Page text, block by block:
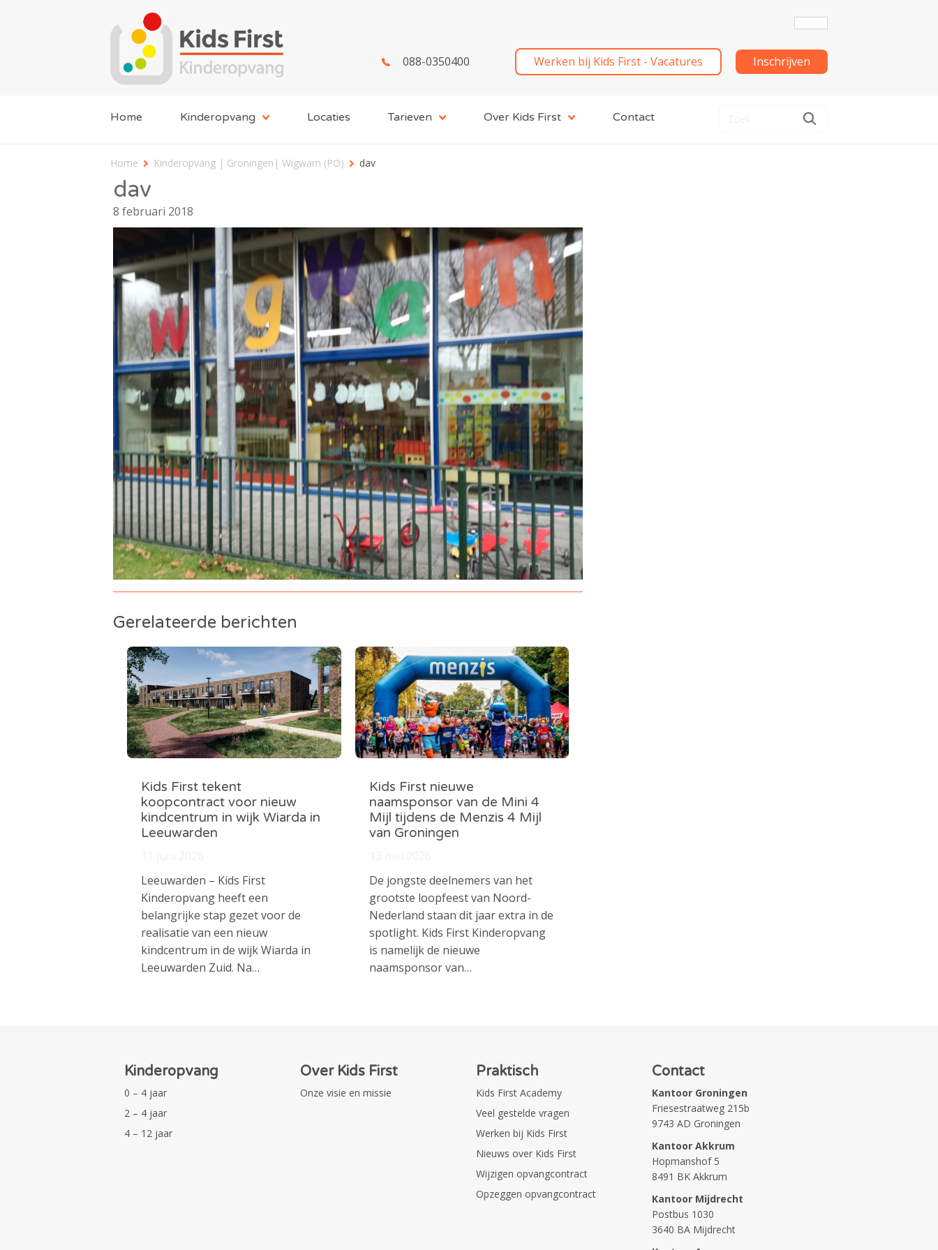
088-0350400 Werken bij Kids First - Vacatures Inschrijven
Home Kinderopvang Locaties Tarieven Over Kids First Contact
Home Kinderopvang | Groningen| Wigwam (PO) dav
dav
8 februari 2018
Gerelateerde berichten
Kids First tekent
koopcontract voor nieuw
kindcentrum in wijk Wiarda in
Leeuwarden
Leeuwarden – Kids First
Kinderopvang heeft een
belangrijke stap gezet voor de
realisatie van een nieuw
kindcentrum in de wijk Wiarda in
Leeuwarden Zuid. Na…
Kids First nieuwe
naamsponsor van de Mini 4
Mijl tijdens de Menzis 4 Mijl
van Groningen
De jongste deelnemers van het
grootste loopfeest van Noord-
Nederland staan dit jaar extra in de
spotlight. Kids First Kinderopvang
is namelijk de nieuwe
naamsponsor van…
Kinderopvang
0 – 4 jaar
2 – 4 jaar
4 – 12 jaar
Over Kids First
Onze visie en missie
Praktisch
Kids First Academy
Veel gestelde vragen
Werken bij Kids First
Nieuws over Kids First
Wijzigen opvangcontract
Opzeggen opvangcontract
Contact
Kantoor Groningen
Friesestraatweg 215b
9743 AD Groningen
Kantoor Akkrum
Hopmanshof 5
8491 BK Akkrum
Kantoor Mijdrecht
Postbus 1030
3640 BA Mijdrecht